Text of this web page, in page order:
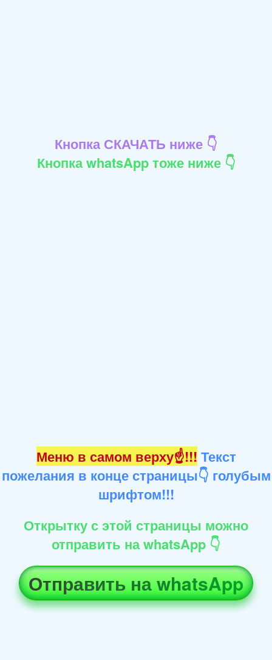
Кнопка СКАЧАТЬ ниже 👇
Кнопка whatsApp тоже ниже 👇
Меню в самом верху☝!!! Текст
пожелания в конце страницы👇 голубым
шрифтом!!!
Открытку с этой страницы можно
отправить на whatsApp 👇
Отправить на whatsApp